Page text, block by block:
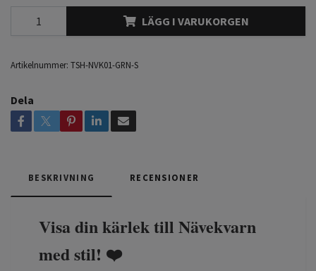
LÄGG I VARUKORGEN
Artikelnummer: TSH-NVK01-GRN-S
Dela
BESKRIVNING RECENSIONER
Visa din kärlek till Nävekvarn
med stil! ❤️